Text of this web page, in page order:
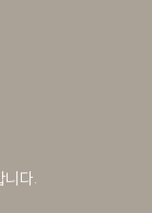
다.